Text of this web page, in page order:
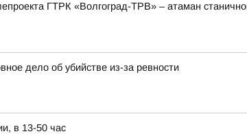
ГТРК «Волгоград-ТРВ» – атаман
дело об убийстве из-за ревности
в 13-50 час